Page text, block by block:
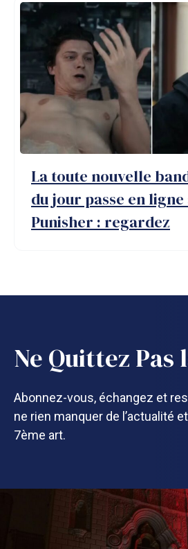
La toute nouvelle
du jour passe en ligne
Punisher : regardez
Ne Quittez Pas
Abonnez-vous, échangez et
ne rien manquer de l’actualité
7ème art.